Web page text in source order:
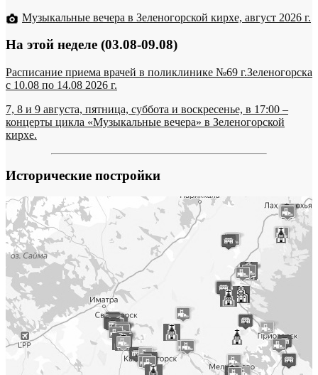
Музыкальные вечера в Зеленогорской кирхе, август 2026 г.
На этой неделе (03.08-09.08)
Расписание приема врачей в поликлинике №69 г.Зеленогорска
c 10.08 по 14.08 2026 г.
7, 8 и 9 августа, пятница, суббота и воскресенье, в 17:00 –
концерты цикла «Музыкальные вечера» в Зеленогорской
кирхе.
Исторические постройки